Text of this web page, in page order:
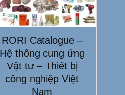
RORI Catalogue –
Hệ thống cung ứng
Vật tư – Thiết bị
công nghiệp Việt
Nam